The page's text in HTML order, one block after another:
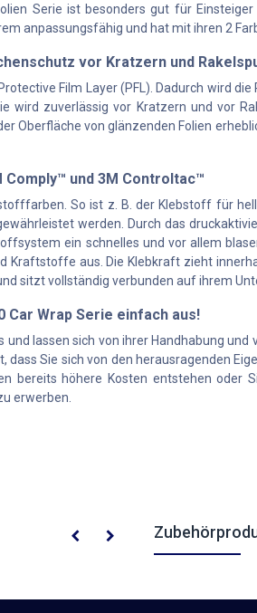
Serie ist besonders gut für
anpassungsfähig und hat mit ihren 2
vor Kratzern und
Film Layer (PFL). Dadurch wird
wird zuverlässig vor Kratzern und vor
Oberfläche von glänzenden Folien
und 3M Controltac™
So ist z. B. der Klebstoff für
werden. Durch das
ein schnelles und vor allem
Kraftstoffe aus. Die Klebkraft zieht
sitzt vollständig verbunden auf ihrem
Car Wrap Serie einfach aus!
lassen sich von ihrer Handhabung
Sie sich von den herausragenden
bereits höhere Kosten entstehen oder
erwerben.